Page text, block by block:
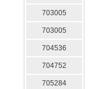
703005
703005
704536
704752
705284